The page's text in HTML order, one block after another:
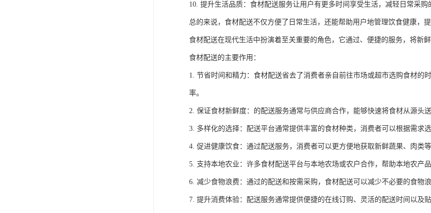
10. 提升生活品质：食材配送服务让用户有更多时间享受生活，减轻日常采购
总的来说，食材配送不仅方便了日常生活，还能帮助用户地管理饮食健康，提
食材配送在现代生活中扮演着至关重要的角色，它通过、便捷的服务，将新
食材配送的主要作用：
1. 节省时间和精力：食材配送省去了消费者亲自前往市场或超市选购食材的
率。
2. 保证食材新鲜度：的配送服务通常与供应商合作，能够快速将食材从源头
3. 多样化的选择：配送平台通常提供丰富的食材种类，消费者可以根据需求
4. 促进健康饮食：通过配送服务，消费者可以更方便地获取新鲜蔬果、肉类
5. 支持本地农业：许多食材配送平台与本地农场或农户合作，帮助本地农产
6. 减少食物浪费：通过的配送和按需采购，食材配送可以减少不必要的食物
7. 提升消费体验：配送服务通常提供便捷的在线订购、灵活的配送时间以及